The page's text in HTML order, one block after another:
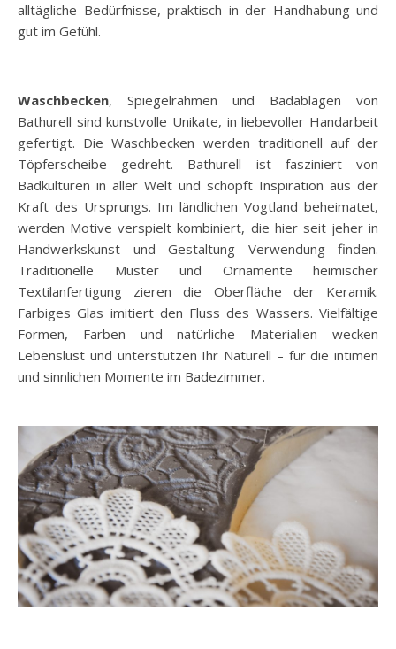
alltägliche Bedürfnisse, praktisch in der Handhabung und
gut im Gefühl.
Waschbecken, Spiegelrahmen und Badablagen von
Bathurell sind kunstvolle Unikate, in liebevoller Handarbeit
gefertigt. Die Waschbecken werden traditionell auf der
Töpferscheibe gedreht. Bathurell ist fasziniert von
Badkulturen in aller Welt und schöpft Inspiration aus der
Kraft des Ursprungs. Im ländlichen Vogtland beheimatet,
werden Motive verspielt kombiniert, die hier seit jeher in
Handwerkskunst und Gestaltung Verwendung finden.
Traditionelle Muster und Ornamente heimischer
Textilanfertigung zieren die Oberfläche der Keramik.
Farbiges Glas imitiert den Fluss des Wassers. Vielfältige
Formen, Farben und natürliche Materialien wecken
Lebenslust und unterstützen Ihr Naturell – für die intimen
und sinnlichen Momente im Badezimmer.